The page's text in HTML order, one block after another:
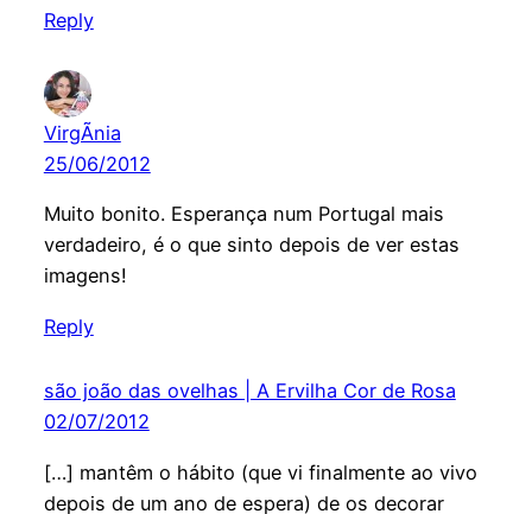
Reply
VirgÃ­nia
25/06/2012
Muito bonito. Esperança num Portugal mais
verdadeiro, é o que sinto depois de ver estas
imagens!
Reply
são joão das ovelhas | A Ervilha Cor de Rosa
02/07/2012
[…] mantêm o hábito (que vi finalmente ao vivo
depois de um ano de espera) de os decorar